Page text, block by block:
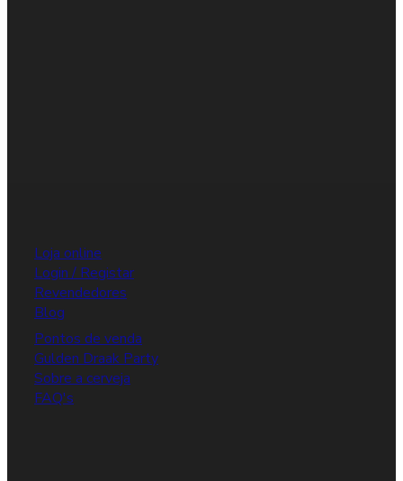
Loja online
Login / Registar
Revendedores
Blog
Pontos de venda
Gulden Draak Party
Sobre a cerveja
FAQ's